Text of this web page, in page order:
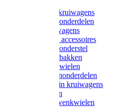
Landbouwkruiwagens
Kruiwagenonderdelen
Bouwkruiwagens
Kruiwagen accessoires
Kruiwagenonderstel
Kruiwagenbakken
Kruiwagenwielen
Steekwagenonderdelen
Huis en Tuin kruiwagens
Steekwagen
Bok- en Zwenkwielen